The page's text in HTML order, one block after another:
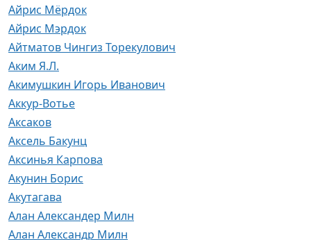
Айрис Мёрдок
Айрис Мэрдок
Айтматов Чингиз Торекулович
Аким Я.Л.
Акимушкин Игорь Иванович
Аккур-Вотье
Аксаков
Аксель Бакунц
Аксинья Карпова
Акунин Борис
Акутагава
Алан Александер Милн
Алан Александр Милн